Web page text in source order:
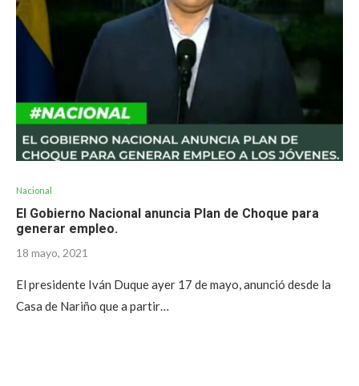
Nacional
El Gobierno Nacional anuncia Plan de Choque para
generar empleo.
18 mayo, 2021
El presidente Iván Duque ayer 17 de mayo, anunció desde la
Casa de Nariño que a partir…